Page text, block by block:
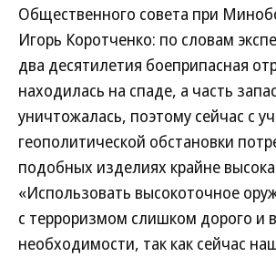
Общественного совета при
Игорь Коротченко: по словам
два десятилетия боеприпасная
находилась на спаде, а часть
уничтожалась, поэтому сейчас с
геополитической обстановки
подобных изделиях крайне
«Использовать высокоточное
с терроризмом слишком дорого и
необходимости, так как сейчас